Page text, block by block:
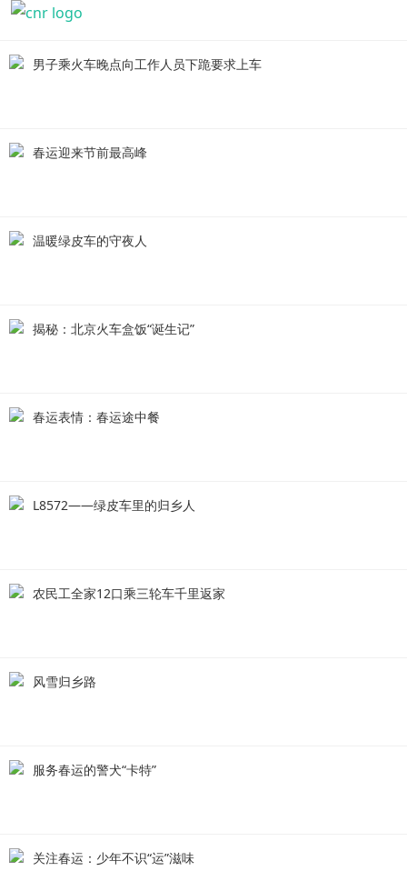
男子乘火车晚点向工作人员下跪要求上车
春运迎来节前最高峰
温暖绿皮车的守夜人
揭秘：北京火车盒饭“诞生记”
春运表情：春运途中餐
L8572——绿皮车里的归乡人
农民工全家12口乘三轮车千里返家
风雪归乡路
服务春运的警犬“卡特”
关注春运：少年不识“运”滋味